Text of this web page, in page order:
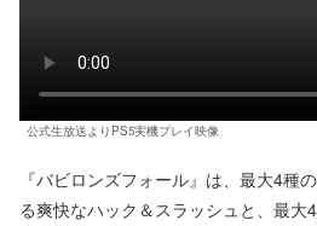
公式生放送よりPS5実機プレイ映像
『バビロンズフォール』は、最大4種
る爽快なハック＆スラッシュと、最大